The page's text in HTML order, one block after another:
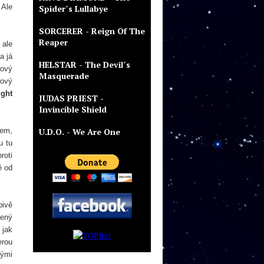
ale
já
tu
od
jak
Spider´s Lullabye
SORCERER - Reign Of The
Reaper
HELSTAR - The Devil´s
Masquerade
JUDAS PRIEST -
Invincible Shield
U.D.O. - We Are One